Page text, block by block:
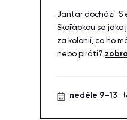
Jantar dochází. S
Skořápkou se
za kolonií, co ho
nebo piráti?
neděle 9–13